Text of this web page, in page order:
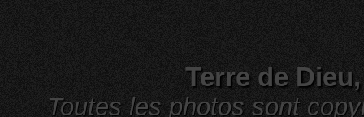
Terre de
Toutes les photos sont